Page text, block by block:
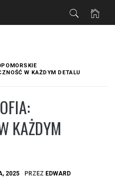
W KAŻDYM DETALU
KAŻDYM
2025 PRZEZ EDWARD